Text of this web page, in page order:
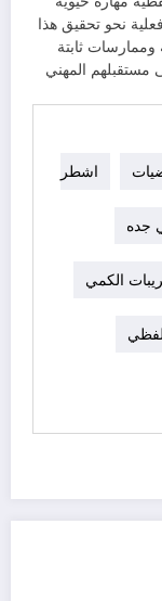
نحو تحقيق هذا
وممارسات ثابتة
مستقبلهم المهني
اشطر
جده
الكمي